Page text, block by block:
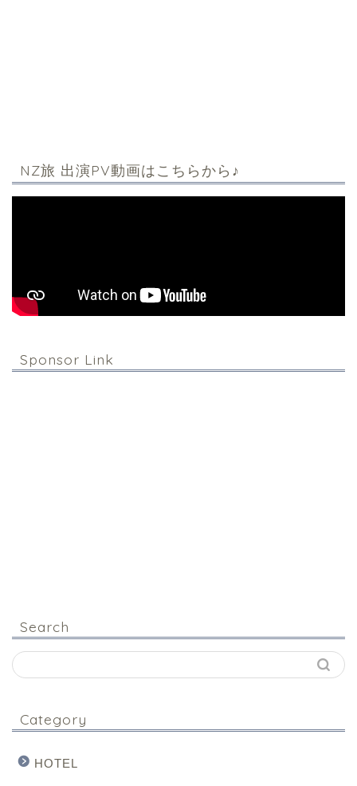
NZ旅 出演PV動画はこちらから♪
Sponsor Link
Search
Category
HOTEL